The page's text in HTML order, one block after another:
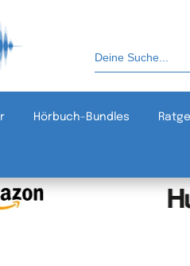
nach:
Hörbuch-Bundles